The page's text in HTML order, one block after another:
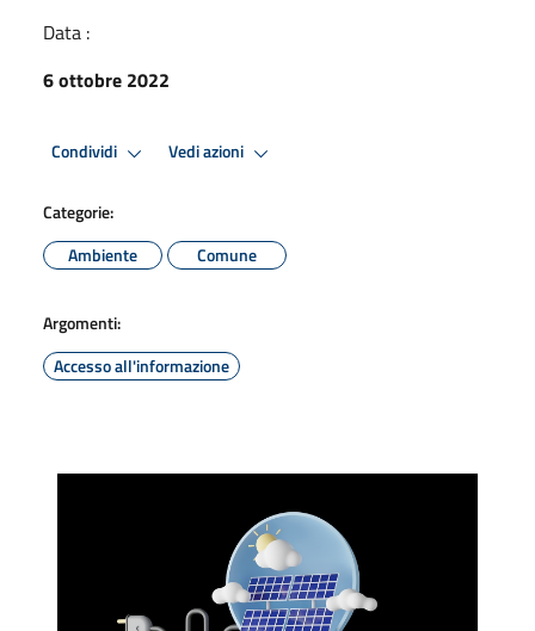
Data :
6 ottobre 2022
Condividi Vedi azioni
Categorie:
Ambiente
Comune
Argomenti:
Accesso all'informazione